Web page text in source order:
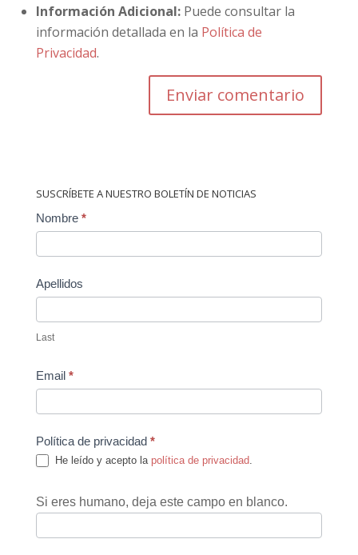
Información Adicional:Puede consultar la
información detallada en la Política de
Privacidad.
SUSCRÍBETE A NUESTRO BOLETÍN DE NOTICIAS
Contact
Nombre *
Apellidos
Last
Email *
Política de privacidad *
He leído y acepto la política de privacidad
Si eres humano, deja este campo en blanco.